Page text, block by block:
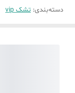
دسته‌بندی: تشک vip